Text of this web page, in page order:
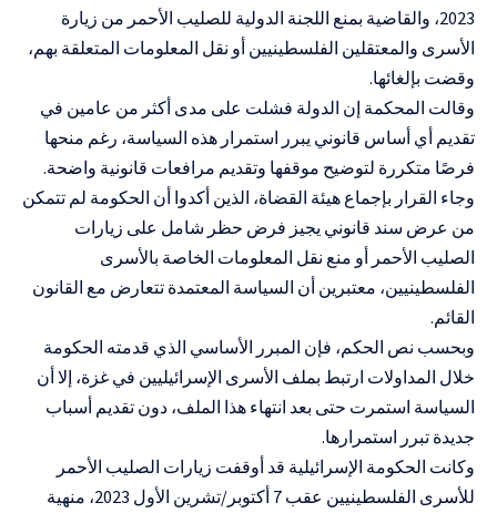
2023، والقاضية بمنع اللجنة الدولية للصليب الأحمر من زيارة
الأسرى والمعتقلين الفلسطينيين أو نقل المعلومات المتعلقة بهم،
وقضت بإلغائها.
وقالت المحكمة إن الدولة فشلت على مدى أكثر من عامين في
تقديم أي أساس قانوني يبرر استمرار هذه السياسة، رغم منحها
فرصًا متكررة لتوضيح موقفها وتقديم مرافعات قانونية واضحة.
وجاء القرار بإجماع هيئة القضاة، الذين أكدوا أن الحكومة لم تتمكن
من عرض سند قانوني يجيز فرض حظر شامل على زيارات
الصليب الأحمر أو منع نقل المعلومات الخاصة بالأسرى
الفلسطينيين، معتبرين أن السياسة المعتمدة تتعارض مع القانون
القائم.
وبحسب نص الحكم، فإن المبرر الأساسي الذي قدمته الحكومة
خلال المداولات ارتبط بملف الأسرى الإسرائيليين في غزة، إلا أن
السياسة استمرت حتى بعد انتهاء هذا الملف، دون تقديم أسباب
جديدة تبرر استمرارها.
وكانت الحكومة الإسرائيلية قد أوقفت زيارات الصليب الأحمر
للأسرى الفلسطينيين عقب 7 أكتوبر/تشرين الأول 2023، منهية